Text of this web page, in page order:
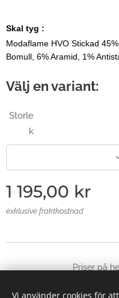
Skal tyg :
Modaflame HVO Stickad
Bomull, 6% Aramid, 1%
Välj en variant:
Storle
k
1 195,00 kr
exklusive fraktkostnad
Priser på
Vi använder cookies för